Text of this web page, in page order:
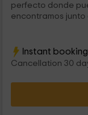
perfecto donde
encontramos junto
Instant booking
Cancellation 30